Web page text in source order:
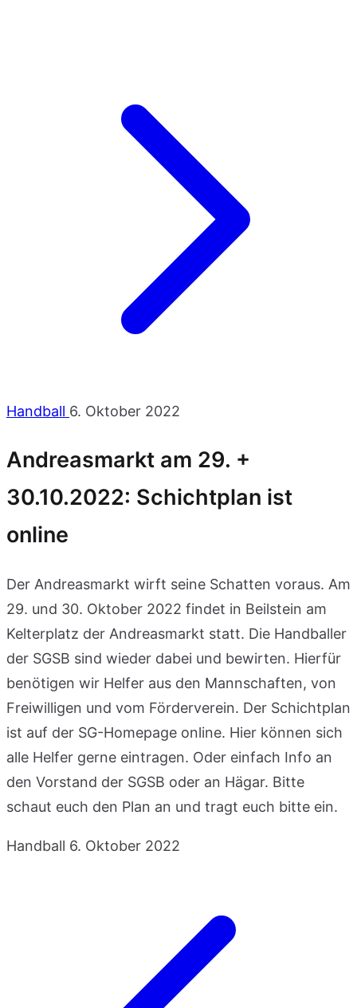
Handball 6. Oktober 2022
Andreasmarkt am 29. +
30.10.2022: Schichtplan ist
online
Der Andreasmarkt wirft seine Schatten voraus. Am
29. und 30. Oktober 2022 findet in Beilstein am
Kelterplatz der Andreasmarkt statt. Die Handballer
der SGSB sind wieder dabei und bewirten. Hierfür
benötigen wir Helfer aus den Mannschaften, von
Freiwilligen und vom Förderverein. Der Schichtplan
ist auf der SG-Homepage online. Hier können sich
alle Helfer gerne eintragen. Oder einfach Info an
den Vorstand der SGSB oder an Hägar. Bitte
schaut euch den Plan an und tragt euch bitte ein.
Handball 6. Oktober 2022